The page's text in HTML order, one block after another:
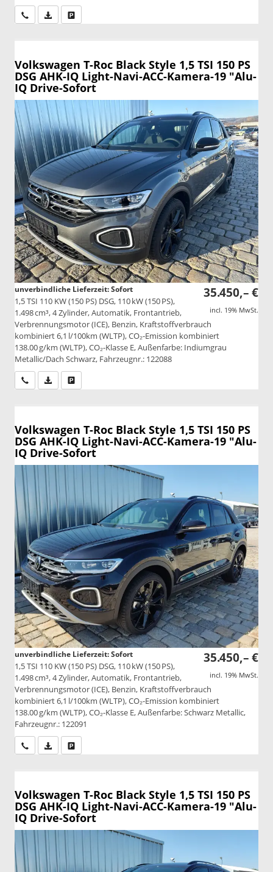
Wir rufen Sie anPDF-Datei, Fahrzeugexposé drucken
Volkswagen T-Roc Black Style 1,5 TSI 150 PS
DSG AHK-IQ Light-Navi-ACC-Kamera-19 "Alu-
IQ Drive-Sofort
35.450,– €
incl. 19% MwSt.
unverbindliche Lieferzeit: Sofort
1,5 TSI 110 KW (150 PS) DSG, 110 kW (150 PS),
1.498 cm³, 4 Zylinder, Automatik, Frontantrieb,
Verbrennungsmotor (ICE), Benzin, Kraftstoffverbrauch
kombiniert 6,1 l/100km (WLTP), CO₂-Emission kombiniert
138.00 g/km (WLTP), CO₂-Klasse E, Außenfarbe: Indiumgrau
Metallic/Dach Schwarz, Fahrzeugnr.: 122088
Wir rufen Sie anPDF-Datei, Fahrzeugexposé drucken
Volkswagen T-Roc Black Style 1,5 TSI 150 PS
DSG AHK-IQ Light-Navi-ACC-Kamera-19 "Alu-
IQ Drive-Sofort
35.450,– €
incl. 19% MwSt.
unverbindliche Lieferzeit: Sofort
1,5 TSI 110 KW (150 PS) DSG, 110 kW (150 PS),
1.498 cm³, 4 Zylinder, Automatik, Frontantrieb,
Verbrennungsmotor (ICE), Benzin, Kraftstoffverbrauch
kombiniert 6,1 l/100km (WLTP), CO₂-Emission kombiniert
138.00 g/km (WLTP), CO₂-Klasse E, Außenfarbe: Schwarz Metallic,
Fahrzeugnr.: 122091
Wir rufen Sie anPDF-Datei, Fahrzeugexposé drucken
Volkswagen T-Roc Black Style 1,5 TSI 150 PS
DSG AHK-IQ Light-Navi-ACC-Kamera-19 "Alu-
IQ Drive-Sofort